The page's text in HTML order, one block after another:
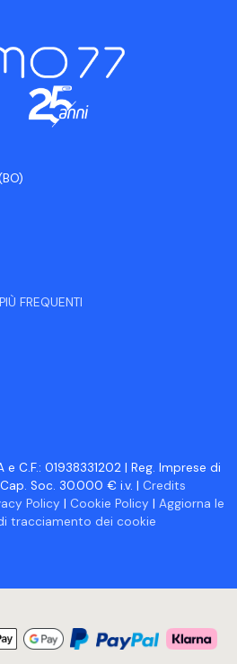
FREQUENTI
e C.F.: 01938331202 | Reg. Imprese di
Soc. 30.000 € i.v. | Credits
Policy | Cookie Policy | Aggiorna le
tracciamento dei cookie